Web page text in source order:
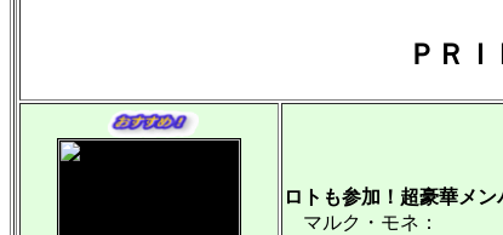
ＰＲ
ロトも参加！超豪華メ
マルク・モネ：